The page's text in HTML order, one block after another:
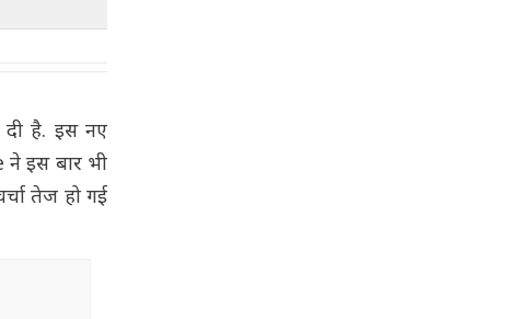
दी है. इस नए
ने इस बार भी
तेज हो गई